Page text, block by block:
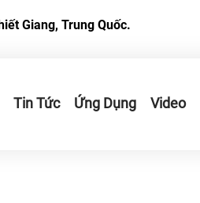
Giang, Trung Quốc.
Tin Tức Ứng Dụng Video